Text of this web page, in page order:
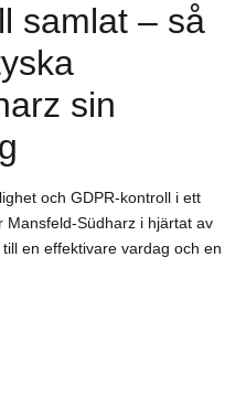
samlat – så
sin
och GDPR-kontroll i ett
Mansfeld-Südharz i hjärtat av
en effektivare vardag och en